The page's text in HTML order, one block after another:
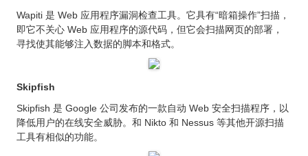
Wapiti 是 Web 应用程序漏洞检查工具。它具有“暗箱操作”扫描，
即它不关心 Web 应用程序的源代码，但它会扫描网页的部署，
寻找使其能够注入数据的脚本和格式。
Skipfish
Skipfish 是 Google 公司发布的一款自动 Web 安全扫描程序，以
降低用户的在线安全威胁。和 Nikto 和 Nessus 等其他开源扫描
工具有相似的功能。